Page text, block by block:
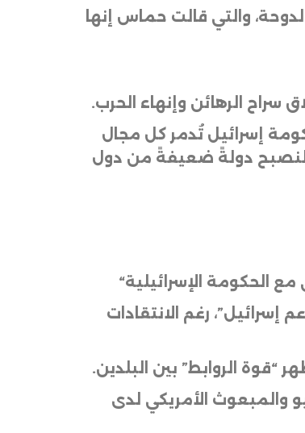
والتي قالت حماس إنها
الرهائن وإنهاء الحرب.
إسرائيل تُدمر كل مجال
لنصبح دولةً ضعيفةً من دول
الحكومة الإسرائيلية“
رغم الانتقادات
“قوة الروابط” بين البلدين.
والمبعوث الأمريكي لدى